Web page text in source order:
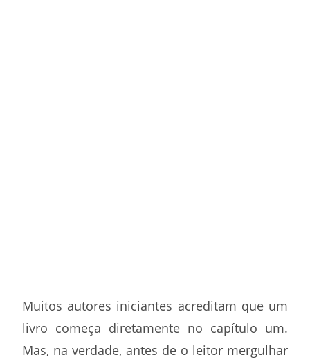
Muitos autores iniciantes acreditam que um
livro começa diretamente no capítulo um.
Mas, na verdade, antes de o leitor mergulhar